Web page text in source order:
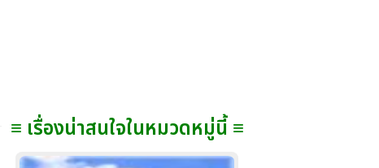
≡ เรื่องน่าสนใจในหมวดหมู่นี้ ≡